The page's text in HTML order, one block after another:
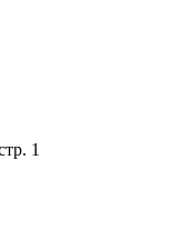
1